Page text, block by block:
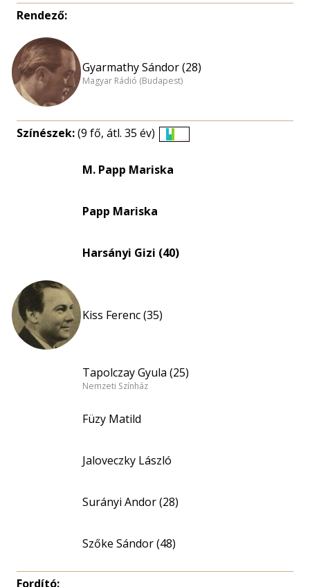
Rendező:
Gyarmathy Sándor (28)
Magyar Rádió (Budapest)
Színészek:(9 fő, átl. 35 év)
M. Papp Mariska
Papp Mariska
Harsányi Gizi (40)
Kiss Ferenc (35)
Tapolczay Gyula (25)
Nemzeti Színház
Füzy Matild
Jaloveczky László
Surányi Andor (28)
Szőke Sándor (48)
Fordító: